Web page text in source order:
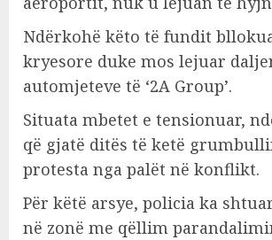
Ndërkohë këto të fundit
kryesore duke mos lejuar
automjeteve të ‘2A Group’.
Situata mbetet e tensionuar,
që gjatë ditës të ketë
protesta nga palët në konflikt.
Për këtë arsye, policia ka
në zonë me qëllim